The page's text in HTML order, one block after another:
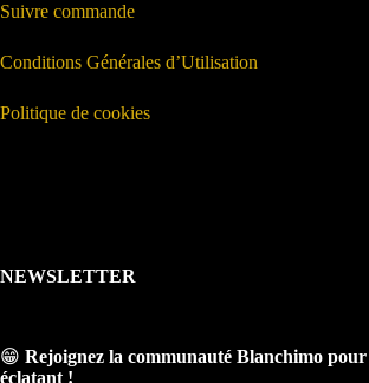
Suivre commande
Conditions Générales d’Utilisation
Politique de cookies
NEWSLETTER
😁 Rejoignez la communauté Blanchimo
éclatant !